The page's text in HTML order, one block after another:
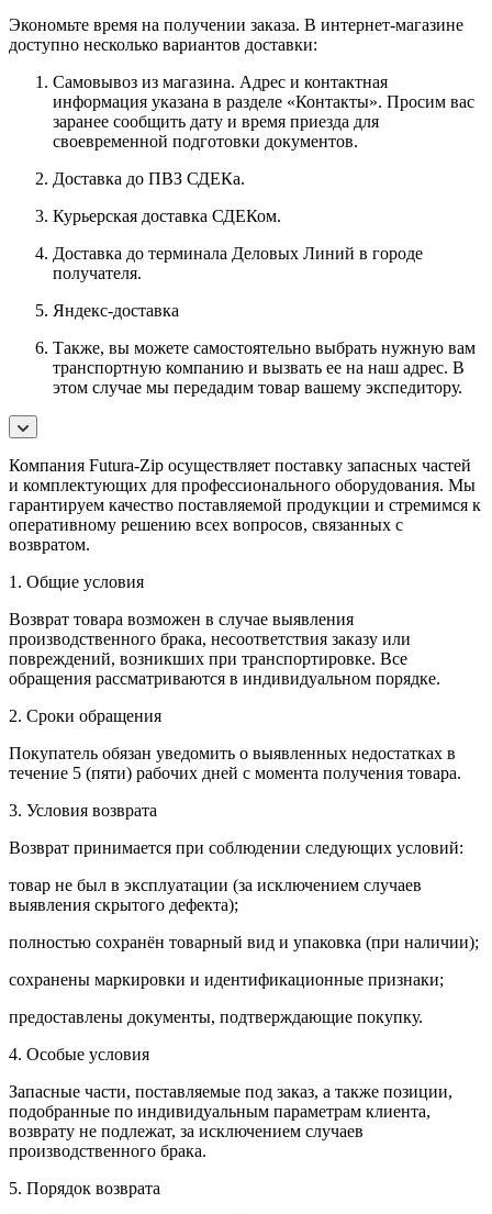
Экономьте время на получении заказа. В интернет-магазине
доступно несколько вариантов доставки:
Самовывоз из магазина. Адрес и контактная
информация указана в разделе «Контакты». Просим вас
заранее сообщить дату и время приезда для
своевременной подготовки документов.
Доставка до ПВЗ СДЕКа.
Курьерская доставка СДЕКом.
Доставка до терминала Деловых Линий в городе
получателя.
Яндекс-доставка
Также, вы можете самостоятельно выбрать нужную вам
транспортную компанию и вызвать ее на наш адрес. В
этом случае мы передадим товар вашему экспедитору.
Компания Futura-Zip осуществляет поставку запасных частей
и комплектующих для профессионального оборудования. Мы
гарантируем качество поставляемой продукции и стремимся к
оперативному решению всех вопросов, связанных с
возвратом.
1. Общие условия
Возврат товара возможен в случае выявления
производственного брака, несоответствия заказу или
повреждений, возникших при транспортировке. Все
обращения рассматриваются в индивидуальном порядке.
2. Сроки обращения
Покупатель обязан уведомить о выявленных недостатках в
течение 5 (пяти) рабочих дней с момента получения товара.
3. Условия возврата
Возврат принимается при соблюдении следующих условий:
товар не был в эксплуатации (за исключением случаев
выявления скрытого дефекта);
полностью сохранён товарный вид и упаковка (при наличии);
сохранены маркировки и идентификационные признаки;
предоставлены документы, подтверждающие покупку.
4. Особые условия
Запасные части, поставляемые под заказ, а также позиции,
подобранные по индивидуальным параметрам клиента,
возврату не подлежат, за исключением случаев
производственного брака.
5. Порядок возврата